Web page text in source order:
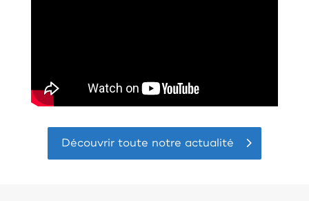
Découvrir toute notre actualité